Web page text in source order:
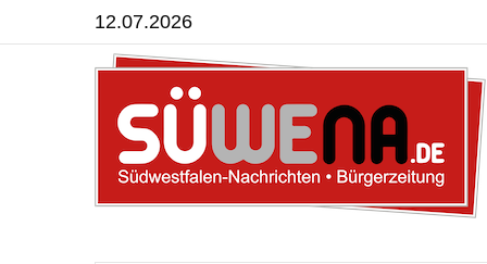
12.07.2026